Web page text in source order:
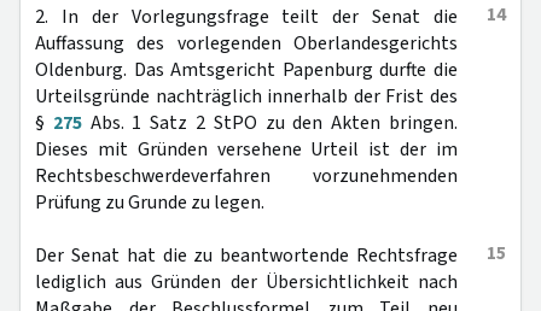
14
2. In der Vorlegungsfrage teilt der Senat die
Auffassung des vorlegenden Oberlandesgerichts
Oldenburg. Das Amtsgericht Papenburg durfte die
Urteilsgründe nachträglich innerhalb der Frist des
§ 275Abs. 1 Satz 2 StPO zu den Akten bringen.
Dieses mit Gründen versehene Urteil ist der im
Rechtsbeschwerdeverfahren vorzunehmenden
Prüfung zu Grunde zu legen.
15
Der Senat hat die zu beantwortende Rechtsfrage
lediglich aus Gründen der Übersichtlichkeit nach